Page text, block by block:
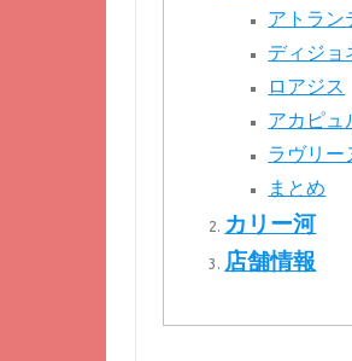
アトラン
ディジョ
ロアジス
アカピュ
ラヴリー
まとめ
カリー河
店舗情報